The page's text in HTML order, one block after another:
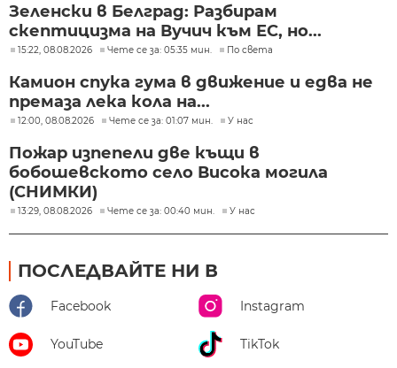
Зеленски в Белград: Разбирам
скептицизма на Вучич към ЕС, но...
15:22, 08.08.2026 Чете се за: 05:35 мин. По света
Камион спука гума в движение и едва не
премаза лека кола на...
12:00, 08.08.2026 Чете се за: 01:07 мин. У нас
Пожар изпепели две къщи в
бобошевското село Висока могила
(СНИМКИ)
13:29, 08.08.2026 Чете се за: 00:40 мин. У нас
ПОСЛЕДВАЙТЕ НИ В
Facebook Instagram
YouTube TikTok